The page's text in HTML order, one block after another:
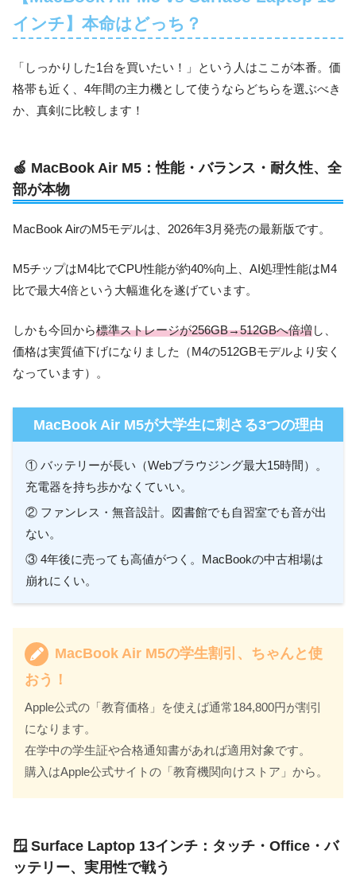
インチ】本命はどっち？
「しっかりした1台を買いたい！」という人はここが本番。価
格帯も近く、4年間の主力機として使うならどちらを選ぶべき
か、真剣に比較します！
🍏 MacBook Air M5：性能・バランス・耐久性、全
部が本物
MacBook AirのM5モデルは、2026年3月発売の最新版です。
M5チップはM4比でCPU性能が約40%向上、AI処理性能はM4
比で最大4倍という大幅進化を遂げています。
しかも今回から標準ストレージが256GB→512GBへ倍増し、
価格は実質値下げになりました（M4の512GBモデルより安く
なっています）。
MacBook Air M5が大学生に刺さる3つの理由
① バッテリーが長い（Webブラウジング最大15時間）。
充電器を持ち歩かなくていい。
② ファンレス・無音設計。図書館でも自習室でも音が出
ない。
③ 4年後に売っても高値がつく。MacBookの中古相場は
崩れにくい。
MacBook Air M5の学生割引、ちゃんと使
おう！
Apple公式の「教育価格」を使えば通常184,800円が割引
になります。
在学中の学生証や合格通知書があれば適用対象です。
購入はApple公式サイトの「教育機関向けストア」から。
🪟 Surface Laptop 13インチ：タッチ・Office・バ
ッテリー、実用性で戦う